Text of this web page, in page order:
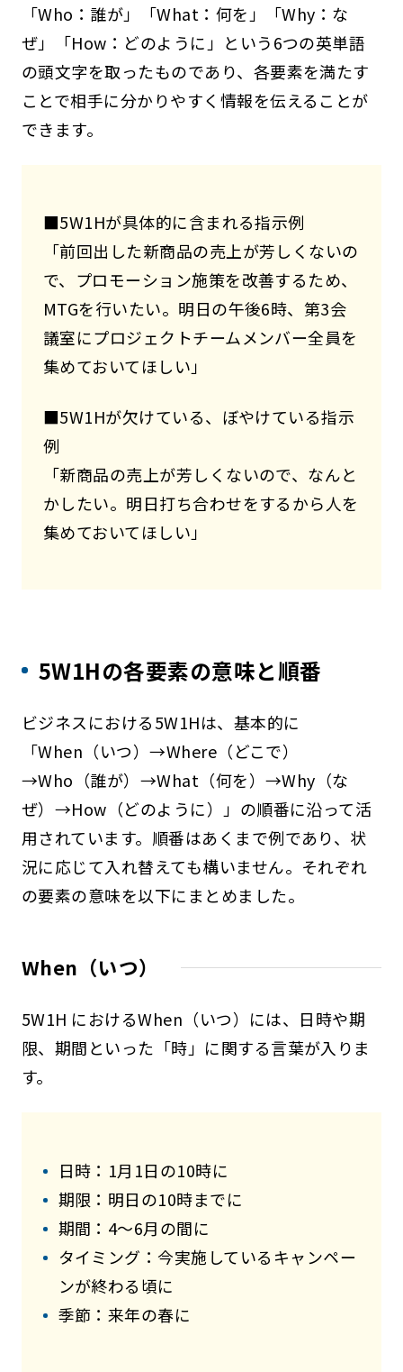
「Who：誰が」「What：何を」「Why：な
ぜ」「How：どのように」という6つの英単語
の頭文字を取ったものであり、各要素を満たす
ことで相手に分かりやすく情報を伝えることが
できます。
■5W1Hが具体的に含まれる指示例
「前回出した新商品の売上が芳しくないの
で、プロモーション施策を改善するため、
MTGを行いたい。明日の午後6時、第3会
議室にプロジェクトチームメンバー全員を
集めておいてほしい」
■5W1Hが欠けている、ぼやけている指示
例
「新商品の売上が芳しくないので、なんと
かしたい。明日打ち合わせをするから人を
集めておいてほしい」
5W1Hの各要素の意味と順番
ビジネスにおける5W1Hは、基本的に
「When（いつ）→Where（どこで）
→Who（誰が）→What（何を）→Why（な
ぜ）→How（どのように）」の順番に沿って活
用されています。順番はあくまで例であり、状
況に応じて入れ替えても構いません。それぞれ
の要素の意味を以下にまとめました。
When（いつ）
5W1H におけるWhen（いつ）には、日時や期
限、期間といった「時」に関する言葉が入りま
す。
日時：1月1日の10時に
期限：明日の10時までに
期間：4～6月の間に
タイミング：今実施しているキャンペー
ンが終わる頃に
季節：来年の春に